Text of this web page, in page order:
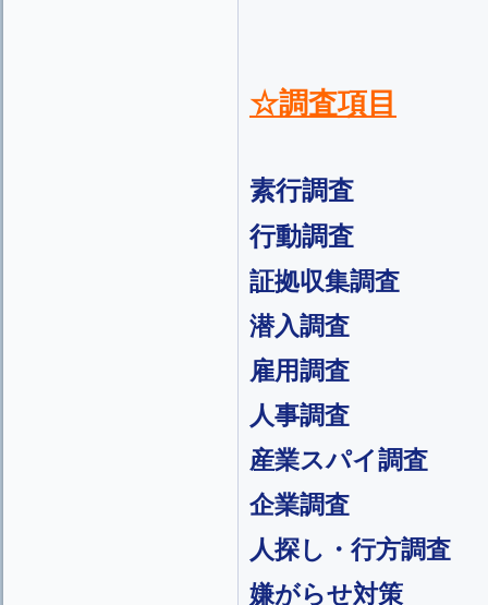
☆調査項目
素行調査
行動調査
証拠収集調査
潜入調査
雇用調査
人事調査
産業スパイ調査
企業調査
人探し・行方調査
嫌がらせ対策